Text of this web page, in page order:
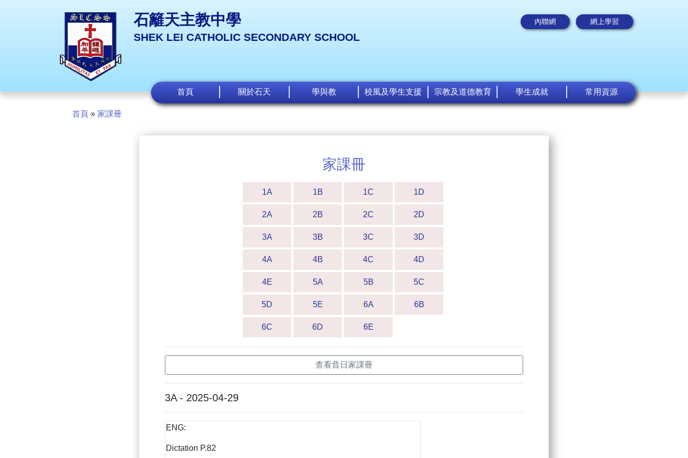
石籬天主教中學
SHEK LEI CATHOLIC SECONDARY SCHOOL
內聯網 網上學習
首頁 關於石天 學與教 校風及學生支援 宗教及道德教育 學生成就 常用資源
首頁 » 家課冊
家課冊
1A 1B 1C 1D
2A 2B 2C 2D
3A 3B 3C 3D
4A 4B 4C 4D
4E 5A 5B 5C
5D 5E 6A 6B
6C 6D 6E
查看昔日家課冊
3A - 2025-04-29
ENG:
Dictation P.82